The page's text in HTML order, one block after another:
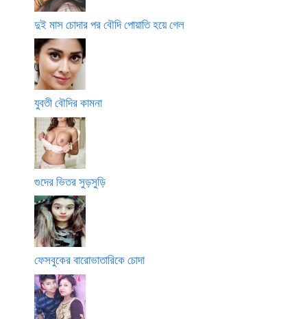
দুই মাস চোদার পর বৌদি পোয়াতি হয়ে গেল
যুবতী বৌদির কামনা
গুদের ভিতর সুড়সুড়ি
ফেসবুকের বারোভাতারিকে চোদা